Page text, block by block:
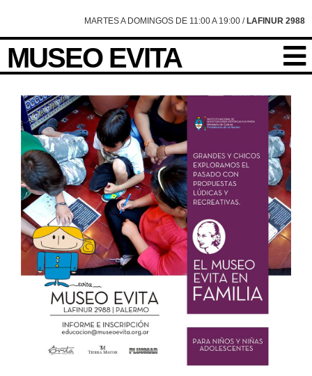
MARTES A DOMINGOS DE 11:00 A 19:00 / LAFINUR 2988
MUSEO EVITA